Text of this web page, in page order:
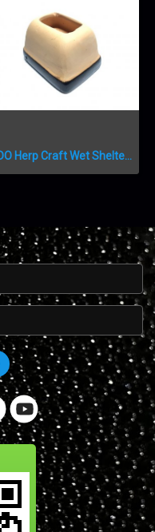
SUDO Herp Craft Wet Shelter S ไฮบล็อกดินเผา